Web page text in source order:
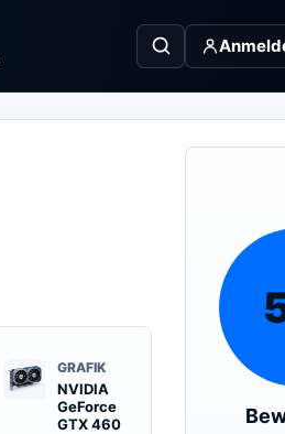
GRAFIK
NVIDIA
GeForce
GTX 460